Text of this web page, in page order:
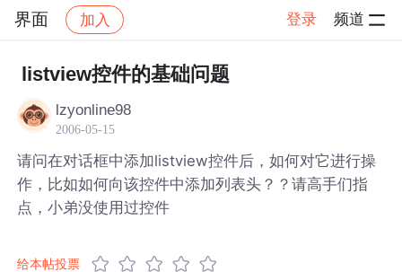
界面 加入 登录 频道
社区 界面 帖子详情
listview控件的基础问题
lzyonline98
2006-05-15
请问在对话框中添加listview控件后，如何对它进行操
作，比如如何向该控件中添加列表头？？请高手们指
点，小弟没使用过控件
给本帖投票